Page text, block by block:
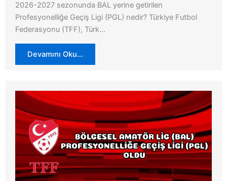
2026-2027 sezonunda BAL yerine getirilen
Profesyonelliğe Geçiş Ligi (PGL) nedir? Türkiye Futbol
Federasyonu (TFF), Türk…
Devamını Oku…